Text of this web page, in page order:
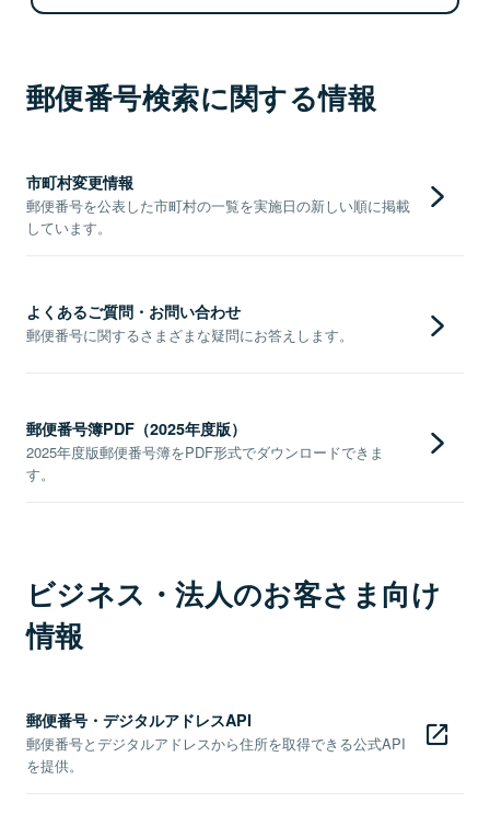
郵便番号検索に関する情報
市町村変更情報
郵便番号を公表した市町村の一覧を実施日の新しい順に掲載
しています。
よくあるご質問・お問い合わせ
郵便番号に関するさまざまな疑問にお答えします。
郵便番号簿PDF（2025年度版）
2025年度版郵便番号簿をPDF形式でダウンロードできま
す。
ビジネス・法人のお客さま向け
情報
郵便番号・デジタルアドレスAPI
郵便番号とデジタルアドレスから住所を取得できる公式API
を提供。